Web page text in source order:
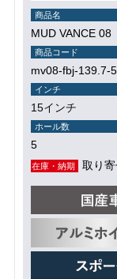
商品名
MUD VANCE 08
商品コード
mv08-fbj-139.7-
インチ
15インチ
ホール数
5
在庫・納期 取り